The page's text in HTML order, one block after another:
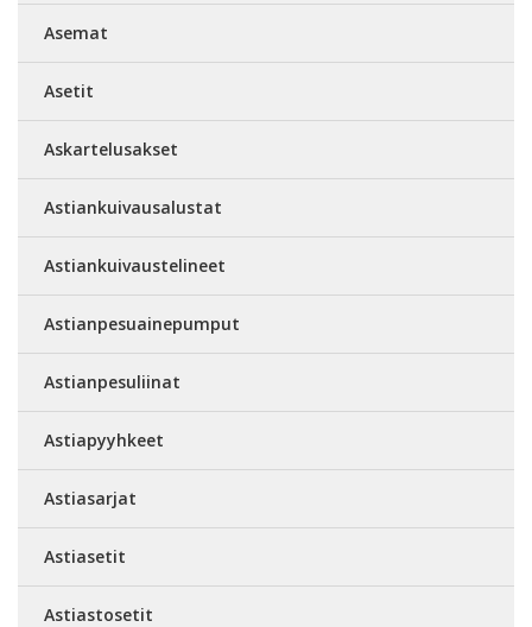
Asemat
Asetit
Askartelusakset
Astiankuivausalustat
Astiankuivaustelineet
Astianpesuainepumput
Astianpesuliinat
Astiapyyhkeet
Astiasarjat
Astiasetit
Astiastosetit